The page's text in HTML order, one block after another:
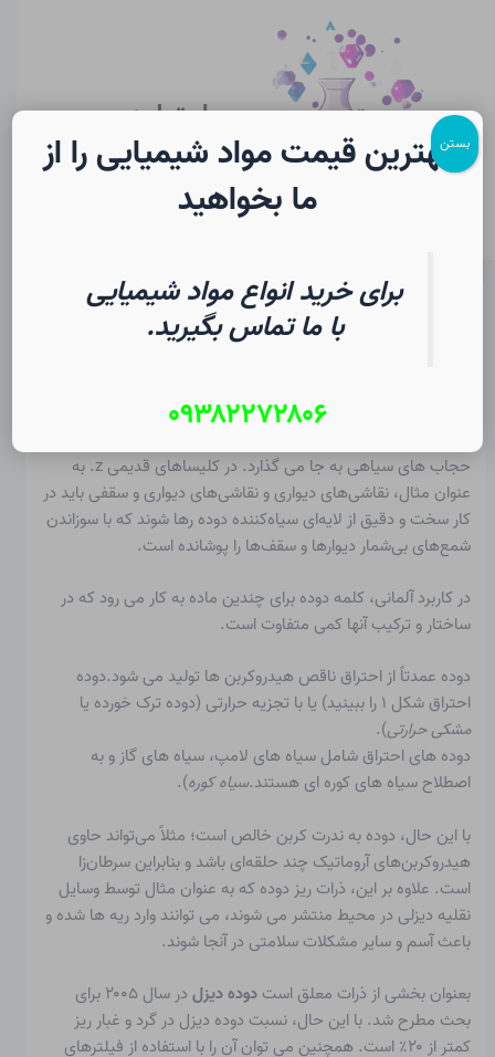
سایت لرن
شیمی
دوده در شیمی
حجاب های سیاهی به جا می گذارد. در کلیساهای قدیمی z. به
عنوان مثال، نقاشی‌های دیواری و نقاشی‌های دیواری و سقفی باید در
کار سخت و دقیق از لایه‌ای سیاه‌کننده دوده رها شوند که با سوزاندن
شمع‌های بی‌شمار دیوارها و سقف‌ها را پوشانده است.
در کاربرد آلمانی، کلمه دوده برای چندین ماده به کار می رود که در
ساختار و ترکیب آنها کمی متفاوت است.
دوده عمدتاً از احتراق ناقص هیدروکربن ها تولید می شود.دوده
احتراق شکل ۱ را ببینید) یا با تجزیه حرارتی (دوده ترک خورده یا
مشکی حرارتی).
دوده های احتراق شامل سیاه های لامپ، سیاه های گاز و به
اصطلاح سیاه های کوره ای هستند.سیاه کوره).
با این حال، دوده به ندرت کربن خالص است؛ مثلاً می‌تواند حاوی
هیدروکربن‌های آروماتیک چند حلقه‌ای باشد و بنابراین سرطان‌زا
است. علاوه بر این، ذرات ریز دوده که به عنوان مثال توسط وسایل
نقلیه دیزلی در محیط منتشر می شوند، می توانند وارد ریه ها شده و
باعث آسم و سایر مشکلات سلامتی در آنجا شوند.
بعنوان بخشی از ذرات معلق استدوده دیزل
در سال ۲۰۰۵ برای
بحث مطرح شد. با این حال، نسبت دوده دیزل در گرد و غبار ریز
کمتر از ۲۰٪ است. همچنین می توان آن را با استفاده از فیلترهای
بهترین قیمت مواد شیمیایی را از
ما بخواهید
برای خرید انواع مواد شیمیایی
با ما تماس بگیرید.
۰۹۳۸۲۲۷۲۸۰۶
بستن